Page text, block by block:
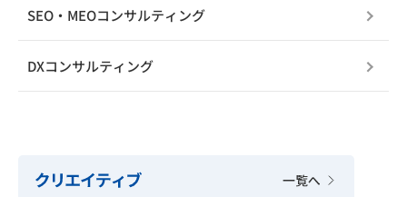
SEO・MEOコンサルティング
DXコンサルティング